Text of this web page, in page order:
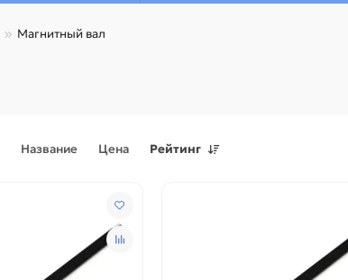
Магнитный вал
Название Цена Рейтинг